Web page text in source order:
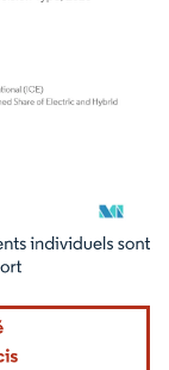
attribution sous CC BY